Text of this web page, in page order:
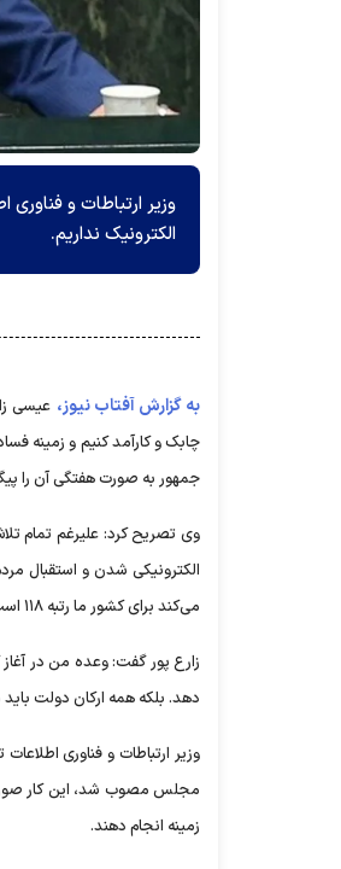
وزیر ارتباطات و
الکترونیک نداریم.
به گزارش آفتاب نیوز،
چابک و کارآمد کنیم و زمینه
جمهور به صورت هفتگی آن را
وی تصریح کرد: علیرغم تمام
می‌کند برای کشور ما رتبه ۱۱۸ است.
دهد. بلکه همه ارکان دولت
مجلس مصوب شد، این کار صورت
زمینه انجام دهند.